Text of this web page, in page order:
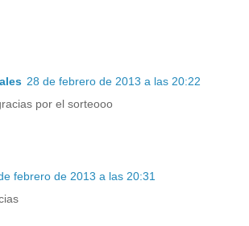
28 de febrero de 2013 a las 20:22
por el sorteooo
febrero de 2013 a las 20:31